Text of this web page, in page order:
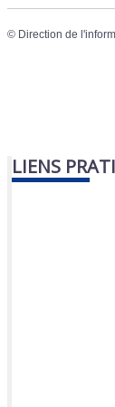
© Direction de
LIENS